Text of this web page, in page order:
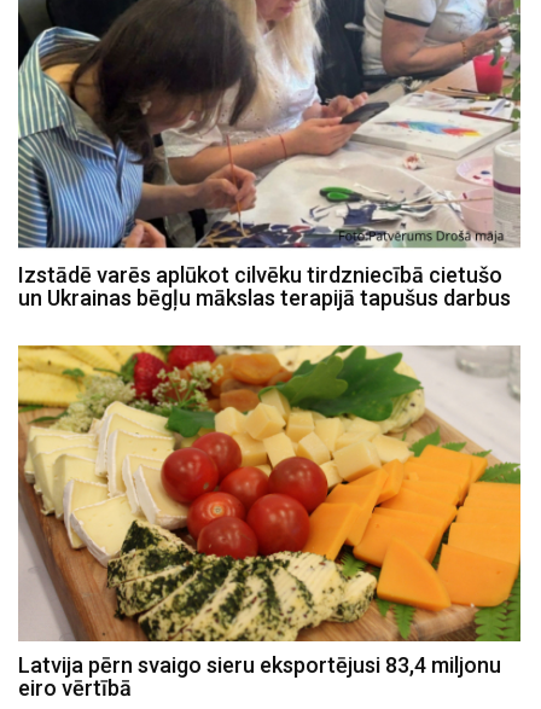
Izstādē varēs aplūkot cilvēku tirdzniecībā cietušo
un Ukrainas bēgļu mākslas terapijā tapušus darbus
Latvija pērn svaigo sieru eksportējusi 83,4 miljonu
eiro vērtībā